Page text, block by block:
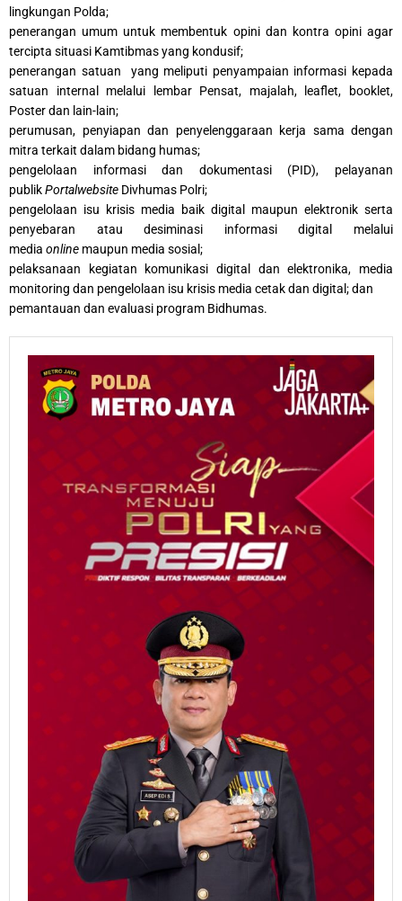
lingkungan Polda;
penerangan umum untuk membentuk opini dan kontra opini agar
tercipta situasi Kamtibmas yang kondusif;
penerangan satuan
yang meliputi penyampaian informasi kepada
satuan internal melalui lembar Pensat, majalah, leaflet, booklet,
Poster dan lain-lain;
perumusan, penyiapan dan penyelenggaraan kerja sama dengan
mitra terkait dalam bidang humas;
pengelolaan informasi dan dokumentasi (PID), pelayanan
publikPortalwebsite Divhumas Polri;
pengelolaan isu krisis media baik digital maupun elektronik serta
penyebaran atau desiminasi informasi digital melalui
media online maupun media sosial;
pelaksanaan kegiatan komunikasi digital dan elektronika, media
monitoring dan pengelolaan isu krisis media cetak dan digital; dan
pemantauan dan evaluasi program Bidhumas.